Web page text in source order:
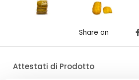
Share on
Attestati di Prodotto